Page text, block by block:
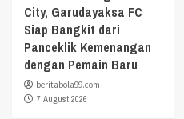
City, Garudayaksa FC
Siap Bangkit dari
Panceklik Kemenangan
dengan Pemain Baru
beritabola99.com
7 August 2026